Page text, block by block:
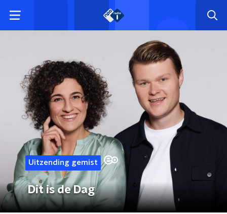
Uitzending gemist
Dit is de Dag